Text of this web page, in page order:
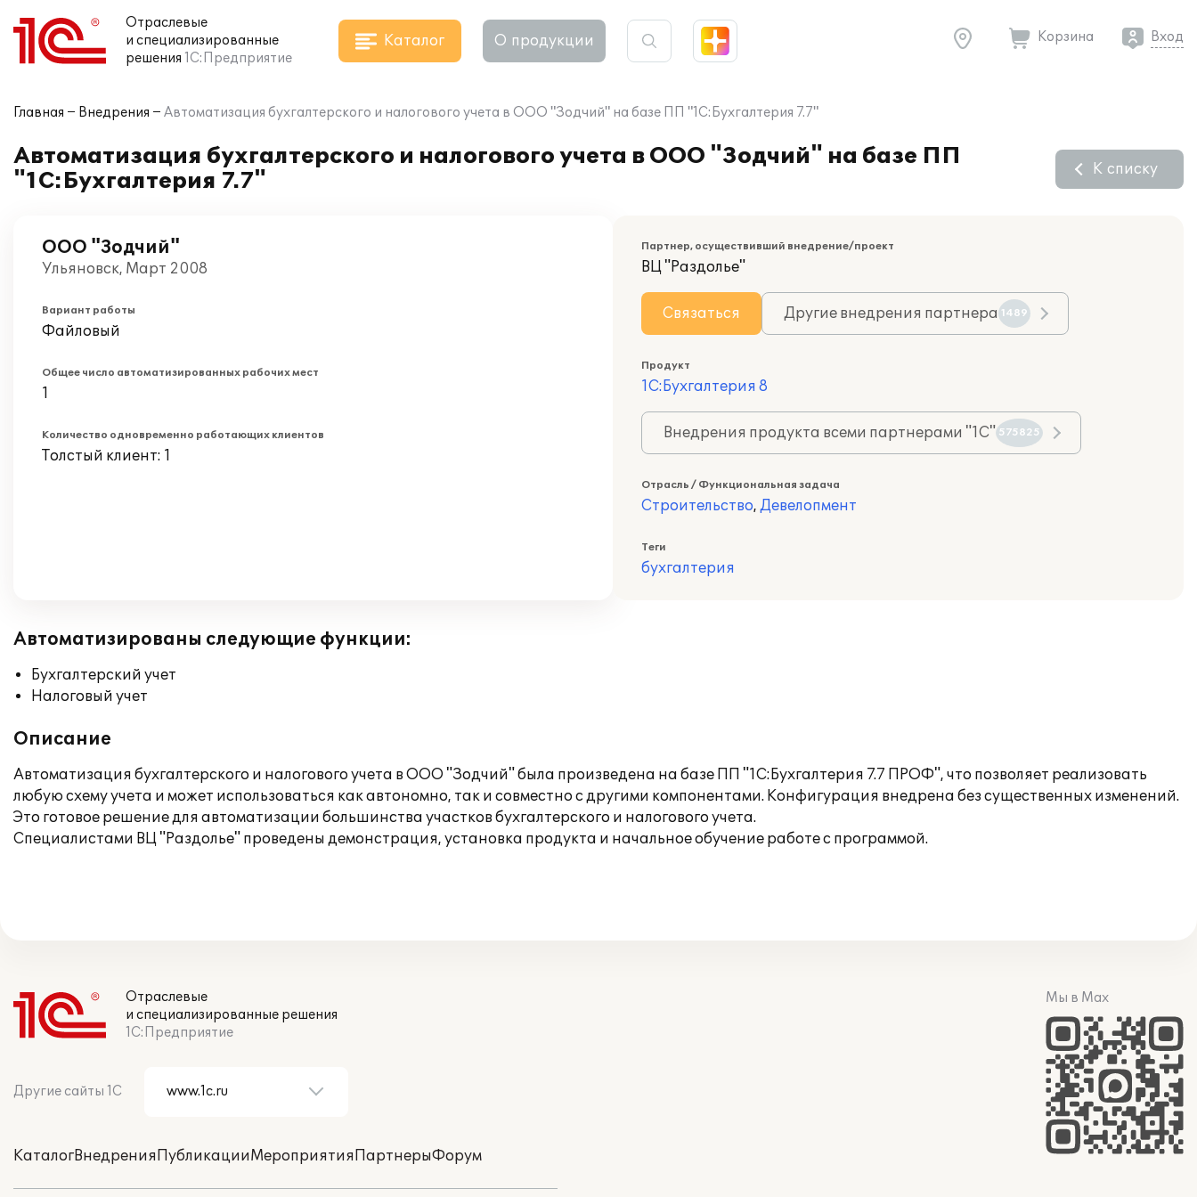
Отраслевые
и специализированные
решения 1С:Предприятие
Каталог О продукции Корзина Вход
Главная Внедрения Автоматизация бухгалтерского и налогового учета в ООО "Зодчий" на базе ПП "1С:Бухгалтерия 7.7"
Автоматизация бухгалтерского и налогового учета в ООО "Зодчий" на базе ПП
"1С:Бухгалтерия 7.7"
К списку
ООО "Зодчий"
Ульяновск, Март 2008
Вариант работы
Файловый
Общее число автоматизированных рабочих мест
1
Количество одновременно работающих клиентов
Толстый клиент: 1
Партнер, осуществивший внедрение/проект
ВЦ "Раздолье"
Связаться Другие внедрения партнера 1489
Продукт
1С:Бухгалтерия 8
Внедрения продукта всеми партнерами "1С" 575825
Отрасль / Функциональная задача
Строительство, Девелопмент
Теги
бухгалтерия
Автоматизированы следующие функции:
Бухгалтерский учет
Налоговый учет
Описание
Автоматизация бухгалтерского и налогового учета в ООО "Зодчий" была произведена на базе ПП "1С:Бухгалтерия 7.7 ПРОФ", что позволяет реализовать
любую схему учета и может использоваться как автономно, так и совместно с другими компонентами. Конфигурация внедрена без существенных изменений.
Это готовое решение для автоматизации большинства участков бухгалтерского и налогового учета.
Специалистами ВЦ "Раздолье" проведены демонстрация, установка продукта и начальное обучение работе с программой.
Отраслевые
и специализированные решения
1С:Предприятие
Другие сайты 1С
КаталогВнедренияПубликацииМероприятияПартнерыФорум
Мы в Max